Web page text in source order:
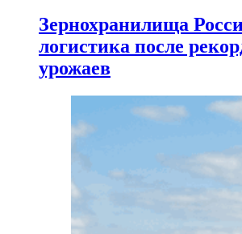
Зернохранилища
логистика после
урожаев